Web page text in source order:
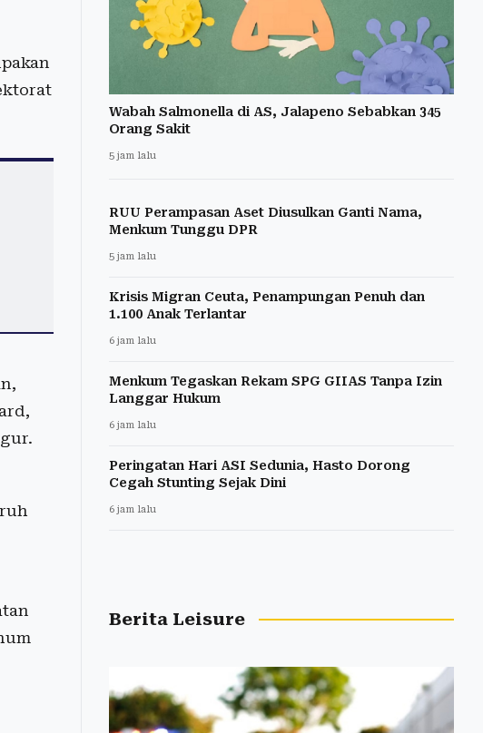
Wabah Salmonella di AS, Jalapeno Sebabkan 345
Orang Sakit
5 jam lalu
RUU Perampasan Aset Diusulkan Ganti Nama,
Menkum Tunggu DPR
5 jam lalu
Krisis Migran Ceuta, Penampungan Penuh dan
1.100 Anak Terlantar
6 jam lalu
Menkum Tegaskan Rekam SPG GIIAS Tanpa Izin
Langgar Hukum
6 jam lalu
Peringatan Hari ASI Sedunia, Hasto Dorong
Cegah Stunting Sejak Dini
6 jam lalu
Berita Leisure